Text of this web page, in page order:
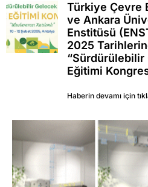
Türkiye Çevre
ve Ankara
Enstitüsü
2025
“Sürdürülebilir
Eğitimi
Haberin devamı için